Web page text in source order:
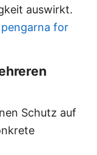
auswirkt.
for
Schutz auf